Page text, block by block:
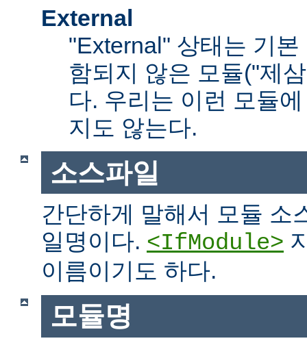
External
"External" 상태는 기
함되지 않은 모듈("제
다. 우리는 이런 모듈
지도 않는다.
소스파일
간단하게 말해서 모듈 소
일명이다. <IfModule>
이름이기도 하다.
모듈명